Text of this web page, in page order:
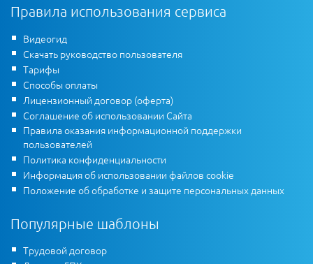
Правила использования сервиса
Видеогид
Скачать руководство пользователя
Тарифы
Способы оплаты
Лицензионный договор (оферта)
Соглашение об использовании Сайта
Правила оказания информационной поддержки
пользователей
Политика конфиденциальности
Информация об использовании файлов cookie
Положение об обработке и защите персональных данных
Популярные шаблоны
Трудовой договор